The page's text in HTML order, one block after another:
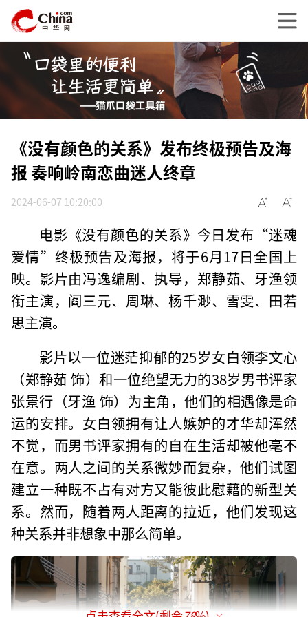
《没有颜色的关系》发布终极预告及海
报 奏响岭南恋曲迷人终章
2024-06-07 10:20:00
电影《没有颜色的关系》今日发布“迷魂
爱情”终极预告及海报，将于6月17日全国上
映。影片由冯逸编剧、执导，郑静茹、牙渔领
衔主演，阎三元、周琳、杨千渺、雪雯、田若
思主演。
影片以一位迷茫抑郁的25岁女白领李文心
（郑静茹 饰）和一位绝望无力的38岁男书评家
张景行（牙渔 饰）为主角，他们的相遇像是命
运的安排。女白领拥有让人嫉妒的才华却浑然
不觉，而男书评家拥有的自在生活却被他毫不
在意。两人之间的关系微妙而复杂，他们试图
建立一种既不占有对方又能彼此慰藉的新型关
系。然而，随着两人距离的拉近，他们发现这
种关系并非想象中那么简单。